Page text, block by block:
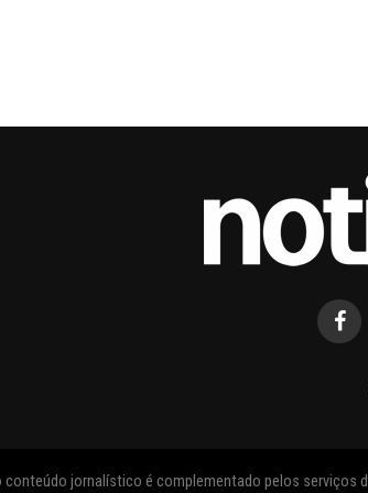
jornalístico é complementado pelos serviços